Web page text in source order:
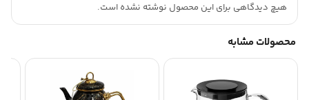
هیچ دیدگاهی برای این محصول نوشته نشده است.
محصولات مشابه